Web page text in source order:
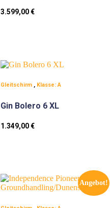
3.599,00€
Gleitschirm, Klasse: A
Gin Bolero 6 XL
1.349,00€
Angebot!